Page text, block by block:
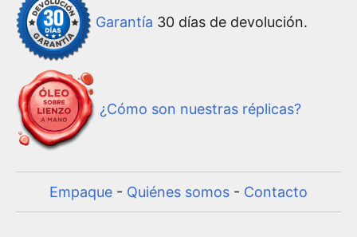
Garantía 30 días de devolución.
¿Cómo son nuestras réplicas?
Empaque - Quiénes somos - Contacto